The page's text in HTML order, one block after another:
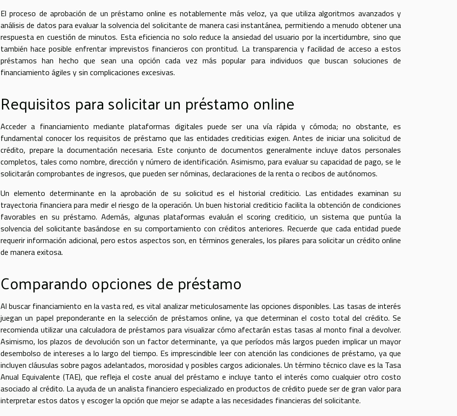
El proceso de aprobación de un préstamo online es notablemente más veloz, ya que utiliza algoritmos avanzados y
análisis de datos para evaluar la solvencia del solicitante de manera casi instantánea, permitiendo a menudo obtener una
respuesta en cuestión de minutos. Esta eficiencia no solo reduce la ansiedad del usuario por la incertidumbre, sino que
también hace posible enfrentar imprevistos financieros con prontitud. La transparencia y facilidad de acceso a estos
préstamos han hecho que sean una opción cada vez más popular para individuos que buscan soluciones de
financiamiento ágiles y sin complicaciones excesivas.
Requisitos para solicitar un préstamo online
Acceder a financiamiento mediante plataformas digitales puede ser una vía rápida y cómoda; no obstante, es
fundamental conocer los requisitos de préstamo que las entidades crediticias exigen. Antes de iniciar una solicitud de
crédito, prepare la documentación necesaria. Este conjunto de documentos generalmente incluye datos personales
completos, tales como nombre, dirección y número de identificación. Asimismo, para evaluar su capacidad de pago, se le
solicitarán comprobantes de ingresos, que pueden ser nóminas, declaraciones de la renta o recibos de autónomos.
Un elemento determinante en la aprobación de su solicitud es el historial crediticio. Las entidades examinan su
trayectoria financiera para medir el riesgo de la operación. Un buen historial crediticio facilita la obtención de condiciones
favorables en su préstamo. Además, algunas plataformas evaluán el scoring crediticio, un sistema que puntúa la
solvencia del solicitante basándose en su comportamiento con créditos anteriores. Recuerde que cada entidad puede
requerir información adicional, pero estos aspectos son, en términos generales, los pilares para solicitar un crédito online
de manera exitosa.
Comparando opciones de préstamo
Al buscar financiamiento en la vasta red, es vital analizar meticulosamente las opciones disponibles. Las tasas de interés
juegan un papel preponderante en la selección de préstamos online, ya que determinan el costo total del crédito. Se
recomienda utilizar una calculadora de préstamos para visualizar cómo afectarán estas tasas al monto final a devolver.
Asimismo, los plazos de devolución son un factor determinante, ya que períodos más largos pueden implicar un mayor
desembolso de intereses a lo largo del tiempo. Es imprescindible leer con atención las condiciones de préstamo, ya que
incluyen cláusulas sobre pagos adelantados, morosidad y posibles cargos adicionales. Un término técnico clave es la Tasa
Anual Equivalente (TAE), que refleja el coste anual del préstamo e incluye tanto el interés como cualquier otro costo
asociado al crédito. La ayuda de un analista financiero especializado en productos de crédito puede ser de gran valor para
interpretar estos datos y escoger la opción que mejor se adapte a las necesidades financieras del solicitante.